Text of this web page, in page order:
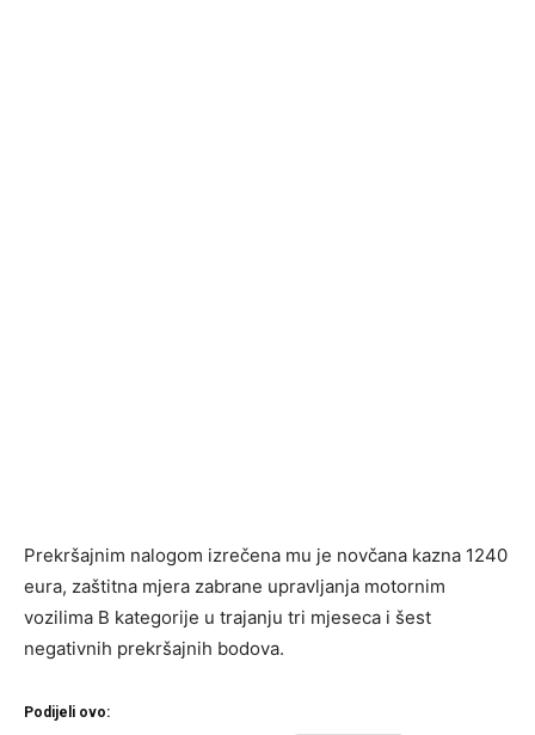
Prekršajnim nalogom izrečena mu je novčana kazna 1240
eura, zaštitna mjera zabrane upravljanja motornim
vozilima B kategorije u trajanju tri mjeseca i šest
negativnih prekršajnih bodova.
Podijeli ovo: